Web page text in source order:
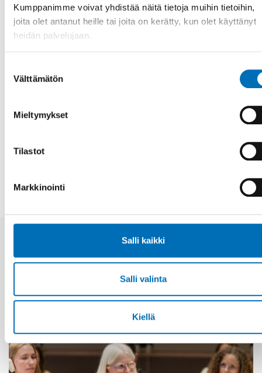
Kumppanimme voivat yhdistää näitä tietoja muihin tietoihin,
joita olet antanut heille tai joita on kerätty, kun olet käyttänyt
heidän palvelujaan.
valinta
Välttämätön
Mieltymykset
Tilastot
Markkinointi
Salli kaikki
Salli valinta
Kiellä
– I mitt jobb med forskning om mänskliga rättigheter är det
ofta Norden jag tittar på för att få goda exempel, säger
Colin Caughey.
Gabrielsen från Likestillings- og diskrimineringsombodet.
JAA
Aiheeseen liittyviä uutisia